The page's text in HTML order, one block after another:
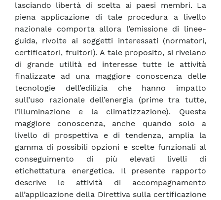
lasciando libertà di scelta ai paesi membri. La
piena applicazione di tale procedura a livello
nazionale comporta allora l’emissione di linee-
guida, rivolte ai soggetti interessati (normatori,
certificatori, fruitori). A tale proposito, si rivelano
di grande utilità ed interesse tutte le attività
finalizzate ad una maggiore conoscenza delle
tecnologie dell’edilizia che hanno impatto
sull’uso razionale dell’energia (prime tra tutte,
l’illuminazione e la climatizzazione). Questa
maggiore conoscenza, anche quando solo a
livello di prospettiva e di tendenza, amplia la
gamma di possibili opzioni e scelte funzionali al
conseguimento di più elevati livelli di
etichettatura energetica. Il presente rapporto
descrive le attività di accompagnamento
all’applicazione della Direttiva sulla certificazione